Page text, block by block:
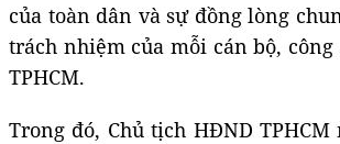
của toàn dân và sự đồng lòng
trách nhiệm của mỗi cán bộ,
TPHCM.
Trong đó, Chủ tịch HĐND